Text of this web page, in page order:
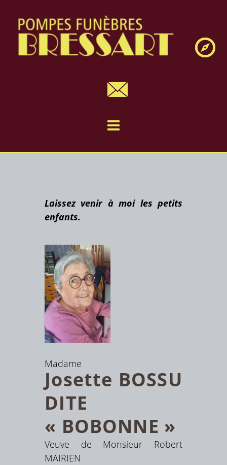
Laissez venir à moi les petits
enfants.
Madame
Josette BOSSU
DITE
« BOBONNE »
Veuve de Monsieur Robert
MAIRIEN